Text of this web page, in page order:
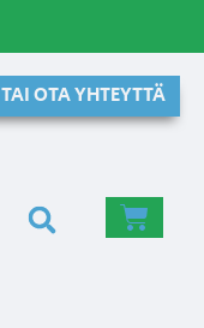
OTA YHTEYTTÄ